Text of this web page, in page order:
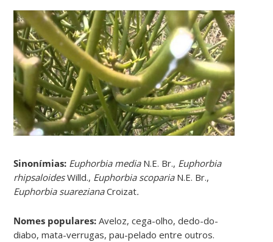
Sinonímias: Euphorbia mediaN.E. Br., Euphorbia
rhipsaloidesWilld., Euphorbia scopariaN.E. Br.,
Euphorbia suarezianaCroizat.
Nomes populares:Aveloz, cega-olho, dedo-do-
diabo, mata-verrugas, pau-pelado entre outros.